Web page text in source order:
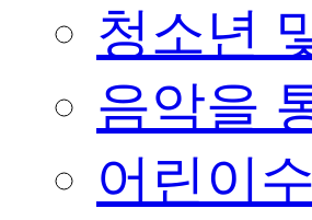
청소년
음악을
어린이